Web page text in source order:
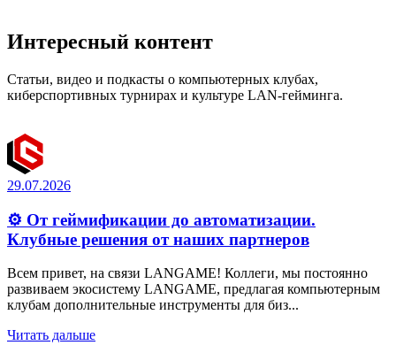
Интересный контент
Статьи, видео и подкасты о компьютерных клубах,
киберспортивных турнирах и культуре LAN-гейминга.
29.07.2026
⚙️ От геймификации до автоматизации.
Клубные решения от наших партнеров
Всем привет, на связи LANGAME! Коллеги, мы постоянно
развиваем экосистему LANGAME, предлагая компьютерным
клубам дополнительные инструменты для биз...
Читать дальше